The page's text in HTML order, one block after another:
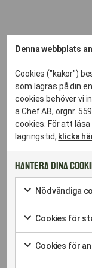
LOKAL
Denna webbplats
Cookies ("kakor")
som lagras på din
cookies behöver vi
a Chef AB, orgnr.
cookies. För att
lagringstid, klicka
Hantera dina
Nödvändiga
Markera
att
samtycka
till
användning
av
Cookies för
Markera
att
samtycka
Cookies för
Markera